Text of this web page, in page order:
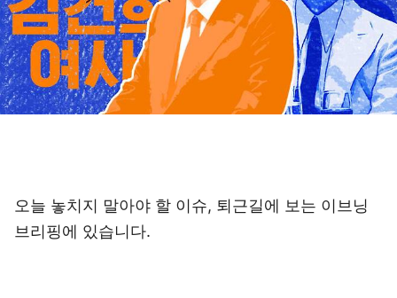
오늘 놓치지 말아야 할 이슈, 퇴근길에 보는 이브닝
브리핑에 있습니다.